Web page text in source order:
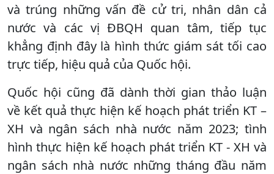
và trúng những vấn đề cử tri, nhân dân cả
nước và các vị ĐBQH quan tâm, tiếp tục
khẳng định đây là hình thức giám sát tối cao
trực tiếp, hiệu quả của Quốc hội.
Quốc hội cũng đã dành thời gian thảo luận
về kết quả thực hiện kế hoạch phát triển KT –
XH và ngân sách nhà nước năm 2023; tình
hình thực hiện kế hoạch phát triển KT - XH và
ngân sách nhà nước những tháng đầu năm